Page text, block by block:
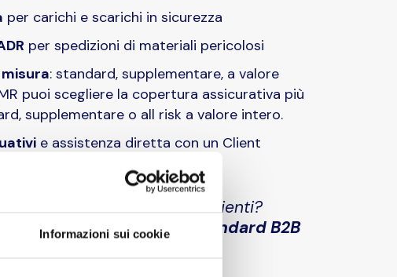
Informazioni sui cookie
per carichi e scarichi in sicurezza
per spedizioni di materiali pericolosi
: standard, supplementare, a valore
puoi scegliere la copertura assicurativa più
supplementare o all risk a valore intero.
e assistenza diretta con un Client
di spedizioni più convenienti?
servizio diSpedizione standard B2B